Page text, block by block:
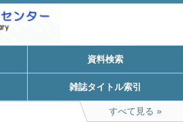
資料検索
雑誌タイトル索引
すべて見る